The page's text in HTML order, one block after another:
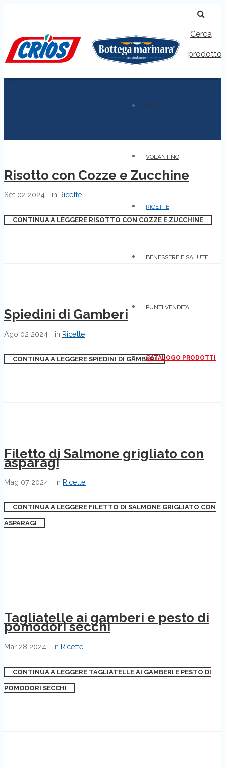
Cerca
prodotto
HOME
VOLANTINO
RICETTE
BENESSERE E SALUTE
PUNTI VENDITA
CATALOGO PRODOTTI
Risotto con Cozze e Zucchine
Set 02 2024 in Ricette
CONTINUA A LEGGERE RISOTTO CON COZZE E ZUCCHINE
Spiedini di Gamberi
Ago 02 2024 in Ricette
CONTINUA A LEGGERE SPIEDINI DI GAMBERI
Filetto di Salmone grigliato con
asparagi
Mag 07 2024 in Ricette
CONTINUA A LEGGERE FILETTO DI SALMONE GRIGLIATO CON
ASPARAGI
Tagliatelle ai gamberi e pesto di
pomodori secchi
Mar 28 2024 in Ricette
CONTINUA A LEGGERE TAGLIATELLE AI GAMBERI E PESTO DI
POMODORI SECCHI